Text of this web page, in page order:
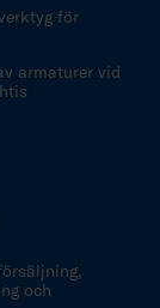
för
armaturer vid
och